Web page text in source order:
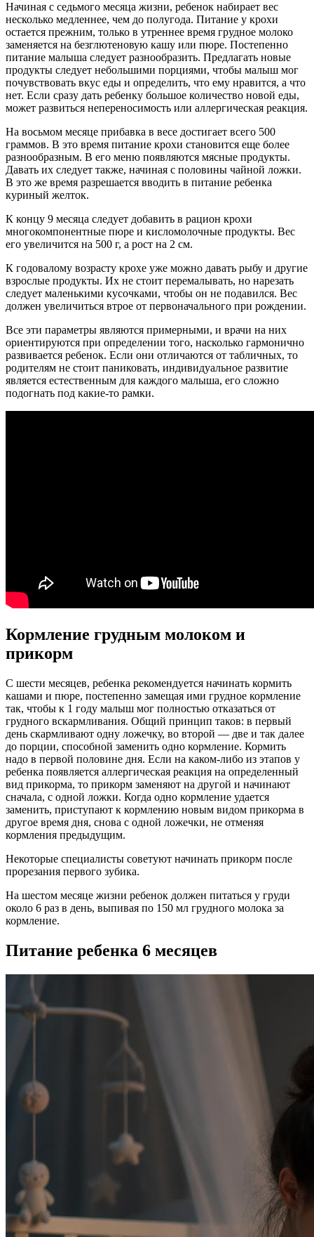
Начиная с седьмого месяца жизни, ребенок набирает вес
несколько медленнее, чем до полугода. Питание у крохи
остается прежним, только в утреннее время грудное молоко
заменяется на безглютеновую кашу или пюре. Постепенно
питание малыша следует разнообразить. Предлагать новые
продукты следует небольшими порциями, чтобы малыш мог
почувствовать вкус еды и определить, что ему нравится, а что
нет. Если сразу дать ребенку большое количество новой еды,
может развиться непереносимость или аллергическая реакция.
На восьмом месяце прибавка в весе достигает всего 500
граммов. В это время питание крохи становится еще более
разнообразным. В его меню появляются мясные продукты.
Давать их следует также, начиная с половины чайной ложки.
В это же время разрешается вводить в питание ребенка
куриный желток.
К концу 9 месяца следует добавить в рацион крохи
многокомпонентные пюре и кисломолочные продукты. Вес
его увеличится на 500 г, а рост на 2 см.
К годовалому возрасту крохе уже можно давать рыбу и другие
взрослые продукты. Их не стоит перемалывать, но нарезать
следует маленькими кусочками, чтобы он не подавился. Вес
должен увеличиться втрое от первоначального при рождении.
Все эти параметры являются примерными, и врачи на них
ориентируются при определении того, насколько гармонично
развивается ребенок. Если они отличаются от табличных, то
родителям не стоит паниковать, индивидуальное развитие
является естественным для каждого малыша, его сложно
подогнать под какие-то рамки.
Кормление грудным молоком и
прикорм
С шести месяцев, ребенка рекомендуется начинать кормить
кашами и пюре, постепенно замещая ими грудное кормление
так, чтобы к 1 году малыш мог полностью отказаться от
грудного вскармливания. Общий принцип таков: в первый
день скармливают одну ложечку, во второй — две и так далее
до порции, способной заменить одно кормление. Кормить
надо в первой половине дня. Если на каком-либо из этапов у
ребенка появляется аллергическая реакция на определенный
вид прикорма, то прикорм заменяют на другой и начинают
сначала, с одной ложки. Когда одно кормление удается
заменить, приступают к кормлению новым видом прикорма в
другое время дня, снова с одной ложечки, не отменяя
кормления предыдущим.
Некоторые специалисты советуют начинать прикорм после
прорезания первого зубика.
На шестом месяце жизни ребенок должен питаться у груди
около 6 раз в день, выпивая по 150 мл грудного молока за
кормление.
Питание ребенка 6 месяцев